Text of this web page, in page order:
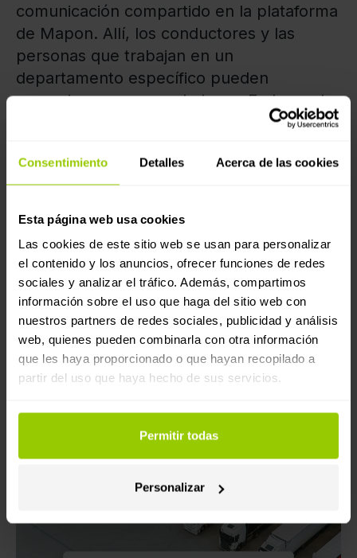
Consentimiento Detalles Acerca de las cookies
Esta página web usa cookies
Las cookies de este sitio web se usan para personalizar
el contenido y los anuncios, ofrecer funciones de redes
sociales y analizar el tráfico. Además, compartimos
información sobre el uso que haga del sitio web con
nuestros partners de redes sociales, publicidad y análisis
web, quienes pueden combinarla con otra información
que les haya proporcionado o que hayan recopilado a
partir del uso que haya hecho de sus servicios.
Permitir todas
Personalizar
comunicación compartido en la plataforma
de Mapon. Allí, los conductores y las
personas que trabajan en un
departamento específico pueden
comunicarse en un solo lugar. En lugar de
gestionar docenas de chats separados,
organizadas dentro de un solo Espacio de
Trabajo.
empresas de transporte?:
Los conductores reciben respuestas más rápidas
del departamento correcto
Los equipos de recursos humanos, contabilidad y
logística ven el historial completo de mensajes
Se evitan conversaciones duplicadas o perdidas